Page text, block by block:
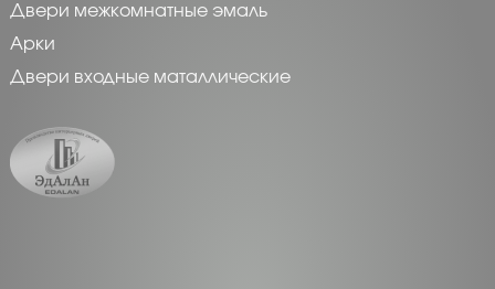
Двери межкомнатные эмаль
Арки
Двери входные маталлические